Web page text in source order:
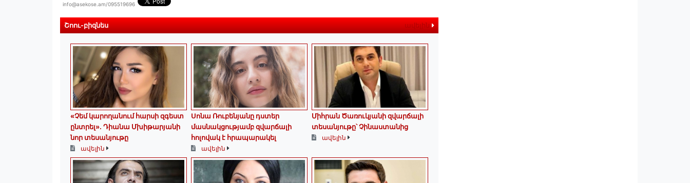
info@asekose.am/095519696
Շոու-բիզնես ավելին
«Չեմ կարողանում հարսի զգեստ
ընտրել». Դիանա Մխիթարյանի
նոր տեսանյութը
ավելին
Սոնա Ռուբենյանը դստեր
մասնակցությամբ զվարճալի
հոլովակ է հրապարակել
ավելին
Միհրան Ծառուկյանի զվարճալի
տեսանյութը՝ Չինաստանից
ավելին